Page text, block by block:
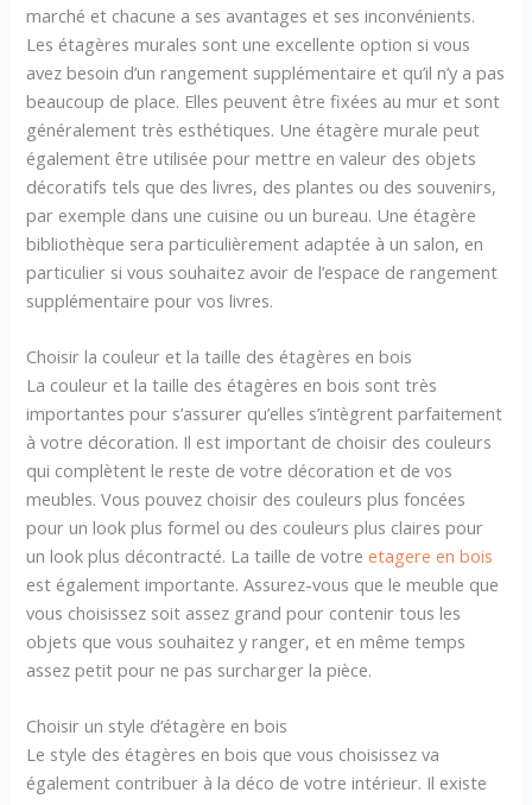
marché et chacune a ses avantages et ses inconvénients.
Les étagères murales sont une excellente option si vous
avez besoin d’un rangement supplémentaire et qu’il n’y a pas
beaucoup de place. Elles peuvent être fixées au mur et sont
généralement très esthétiques. Une étagère murale peut
également être utilisée pour mettre en valeur des objets
décoratifs tels que des livres, des plantes ou des souvenirs,
par exemple dans une cuisine ou un bureau. Une étagère
bibliothèque sera particulièrement adaptée à un salon, en
particulier si vous souhaitez avoir de l’espace de rangement
supplémentaire pour vos livres.
Choisir la couleur et la taille des étagères en bois
La couleur et la taille des étagères en bois sont très
importantes pour s’assurer qu’elles s’intègrent parfaitement
à votre décoration. Il est important de choisir des couleurs
qui complètent le reste de votre décoration et de vos
meubles. Vous pouvez choisir des couleurs plus foncées
pour un look plus formel ou des couleurs plus claires pour
un look plus décontracté. La taille de votreetagere en bois
est également importante. Assurez-vous que le meuble que
vous choisissez soit assez grand pour contenir tous les
objets que vous souhaitez y ranger, et en même temps
assez petit pour ne pas surcharger la pièce.
Choisir un style d’étagère en bois
Le style des étagères en bois que vous choisissez va
également contribuer à la déco de votre intérieur. Il existe